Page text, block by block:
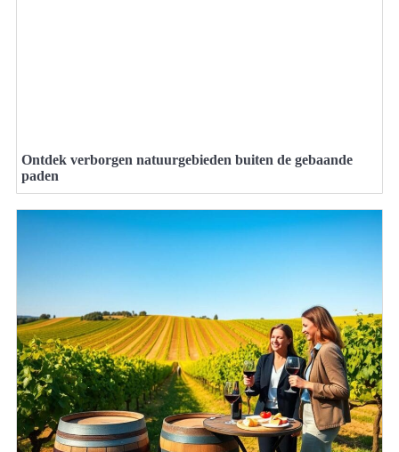
Ontdek verborgen natuurgebieden buiten de gebaande
paden